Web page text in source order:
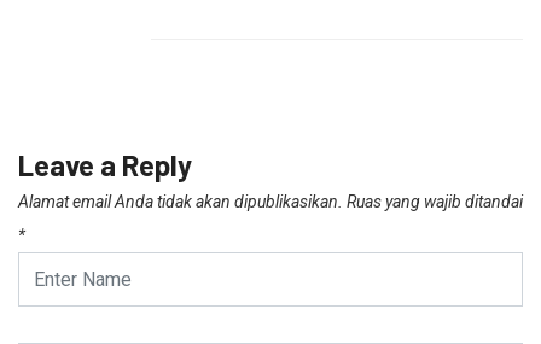
Leave a Reply
Alamat email Anda tidak akan dipublikasikan. Ruas yang wajib ditandai
*